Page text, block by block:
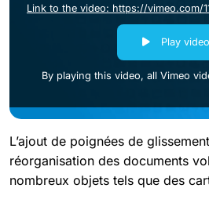
Link to the video: https://vimeo.com/
Play video
By playing this video, all Vimeo
L’ajout de poignées de
réorganisation des documents
nombreux objets tels que des